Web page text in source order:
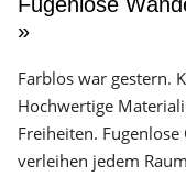
»
Farblos war gestern.
Hochwertige
Freiheiten.
verleihen jedem